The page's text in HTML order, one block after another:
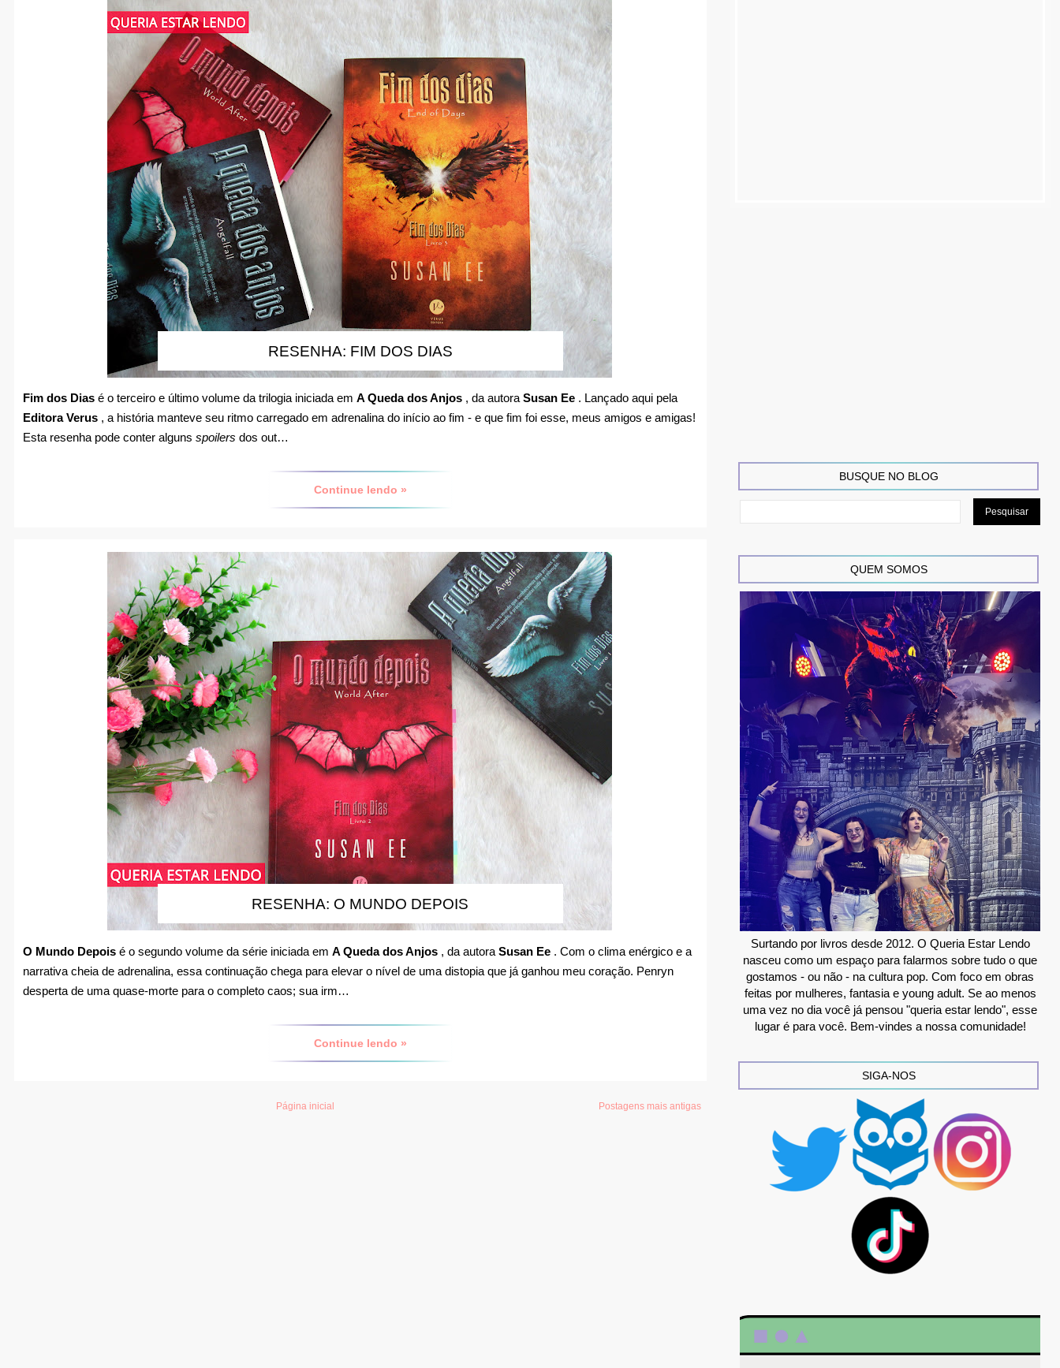
RESENHA: FIM DOS DIAS
Fim dos Dias é o terceiro e último volume da trilogia iniciada em A Queda dos Anjos , da autora Susan Ee . Lançado aqui pela
Editora Verus , a história manteve seu ritmo carregado em adrenalina do início ao fim - e que fim foi esse, meus amigos e amigas!
Esta resenha pode conter alguns spoilers dos out…
Continue lendo »
RESENHA: O MUNDO DEPOIS
O Mundo Depois é o segundo volume da série iniciada em A Queda dos Anjos , da autora Susan Ee . Com o clima enérgico e a
narrativa cheia de adrenalina, essa continuação chega para elevar o nível de uma distopia que já ganhou meu coração. Penryn
desperta de uma quase-morte para o completo caos; sua irm…
Continue lendo »
Postagens mais antigas
Página inicial
BUSQUE NO BLOG
QUEM SOMOS
Surtando por livros desde 2012. O Queria Estar Lendo
nasceu como um espaço para falarmos sobre tudo o que
gostamos - ou não - na cultura pop. Com foco em obras
feitas por mulheres, fantasia e young adult. Se ao menos
uma vez no dia você já pensou "queria estar lendo", esse
lugar é para você. Bem-vindes a nossa comunidade!
SIGA-NOS